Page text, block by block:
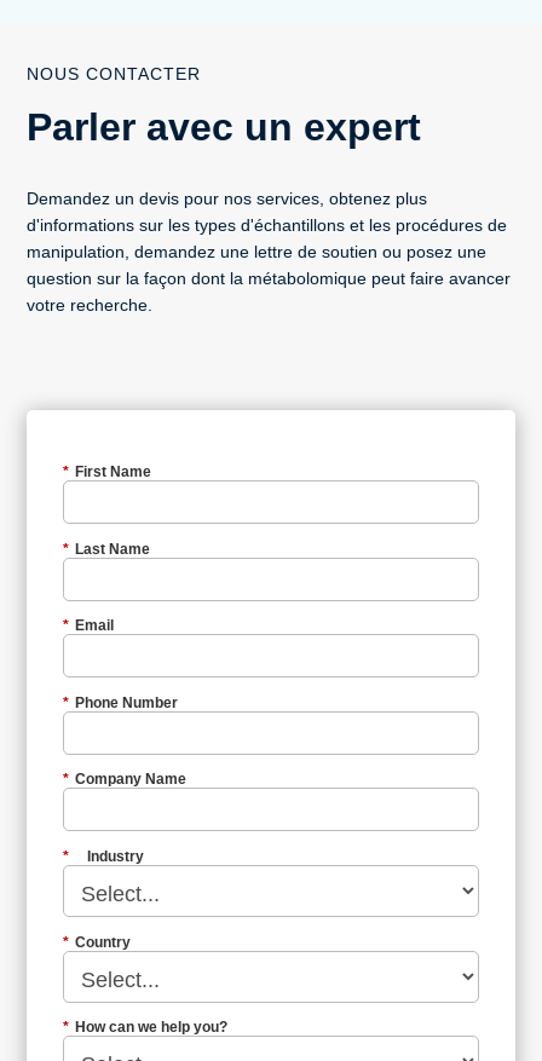
NOUS CONTACTER
Parler avec un expert
Demandez un devis pour nos services, obtenez plus
d'informations sur les types d'échantillons et les procédures de
manipulation, demandez une lettre de soutien ou posez une
question sur la façon dont la métabolomique peut faire avancer
votre recherche.
* First Name
* Last Name
* Email
* Phone Number
* Company Name
* Industry
* Country
* How can we help you?